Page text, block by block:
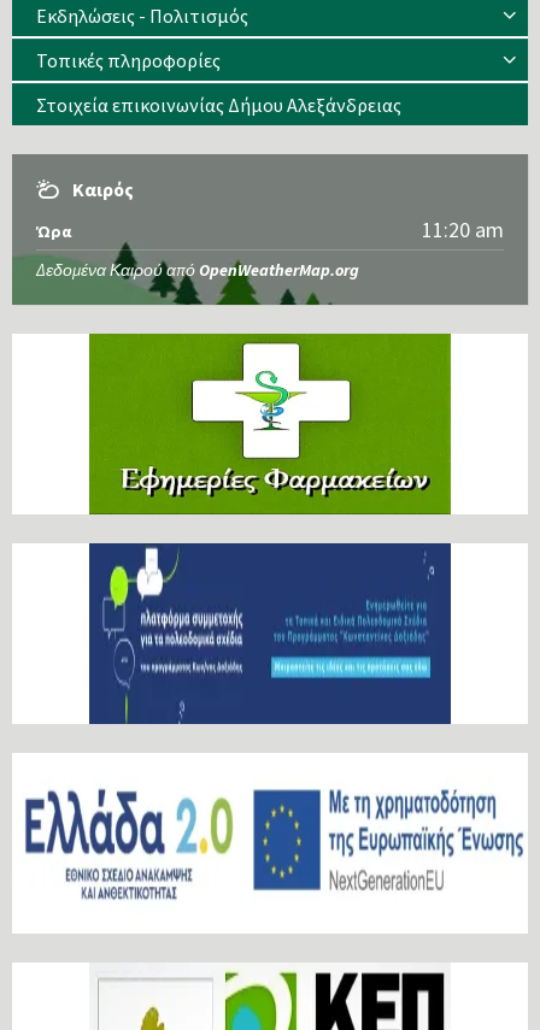
Εκδηλώσεις - Πολιτισμός
Τοπικές πληροφορίες
Στοιχεία επικοινωνίας Δήμου Αλεξάνδρειας
Καιρός
Ώρα 11:20 am
Δεδομένα Καιρού από OpenWeatherMap.org